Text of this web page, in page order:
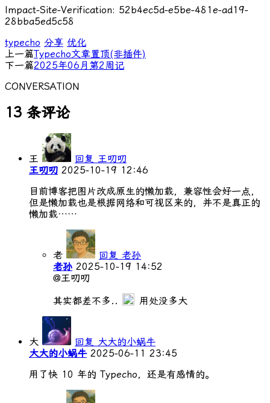
Impact-Site-Verification: 52b4ec5d-e5be-481e-ad19-
28bba5ed5c58
typecho 分享 优化
上一篇Typecho文章置顶(非插件)
下一篇2025年06月第2周记
CONVERSATION
13 条评论
王
回复 王叨叨
王叨叨 2025-10-19 12:46
目前博客把图片改成原生的懒加载，兼容性会好一点，
但是懒加载也是根据网络和可视区来的，并不是真正的
懒加载……
老
回复 老孙
老孙 2025-10-19 14:52
@王叨叨
其实都差不多..
用处没多大
大
回复 大大的小蜗牛
大大的小蜗牛 2025-06-11 23:45
用了快 10 年的 Typecho，还是有感情的。